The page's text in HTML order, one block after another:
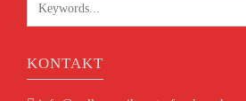
KONTAKT